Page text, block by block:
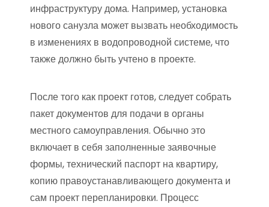
инфраструктуру дома. Например, установка
нового санузла может вызвать необходимость
в изменениях в водопроводной системе, что
также должно быть учтено в проекте.
После того как проект готов, следует собрать
пакет документов для подачи в органы
местного самоуправления. Обычно это
включает в себя заполненные заявочные
формы, технический паспорт на квартиру,
копию правоустанавливающего документа и
сам проект перепланировки. Процесс